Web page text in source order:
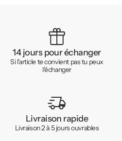
14 jours pour échanger
Si l'article te convient pas tu peux
l'échanger
Livraison rapide
Livraison 2 à 5 jours ouvrables